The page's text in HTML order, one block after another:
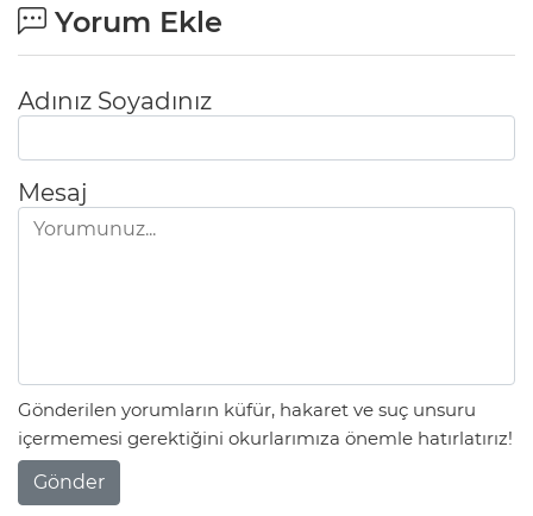
Yorum Ekle
Adınız Soyadınız
Mesaj
Gönderilen yorumların küfür, hakaret ve suç unsuru
içermemesi gerektiğini okurlarımıza önemle hatırlatırız!
Gönder